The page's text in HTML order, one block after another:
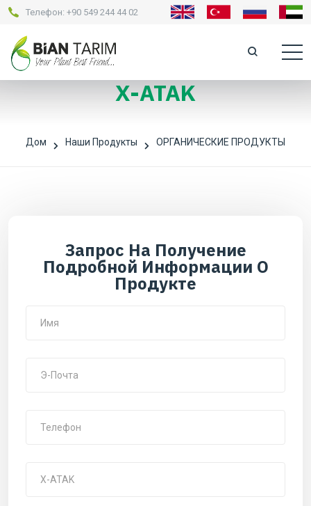
Телефон: +90 549 244 44 02
X-ATAK
Дом Наши Продукты ОРГАНИЧЕСКИЕ ПРОДУКТЫ
Запрос На Получение
Подробной Информации О
Продукте